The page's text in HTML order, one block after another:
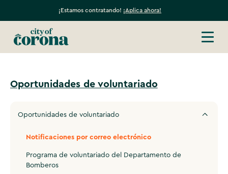
¡Estamos contratando! ¡Aplica ahora!
Oportunidades de voluntariado
Oportunidades de voluntariado
Notificaciones por correo electrónico
Programa de voluntariado del Departamento de
Bomberos